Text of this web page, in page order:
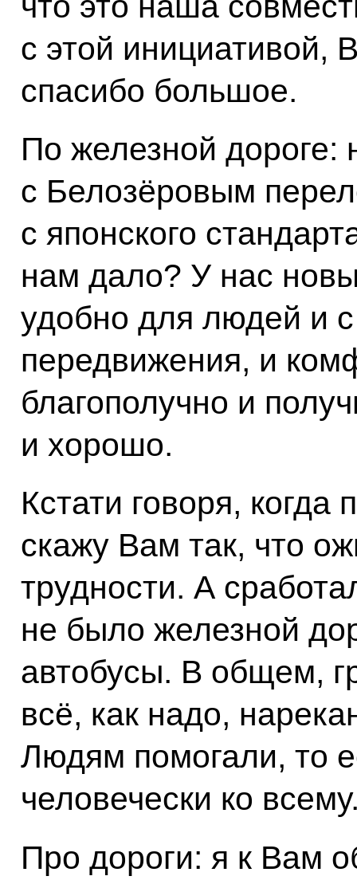
с этой инициативой,
спасибо большое.
По железной
с Белозёровым
с японского
нам дало? У нас
удобно для людей и с
передвижения, и
благополучно и
и хорошо.
Кстати говоря, когда
скажу Вам так, что
трудности. А
не было железной
автобусы. В общем,
всё, как надо,
Людям помогали, то
человечески ко
Про дороги: я к Вам